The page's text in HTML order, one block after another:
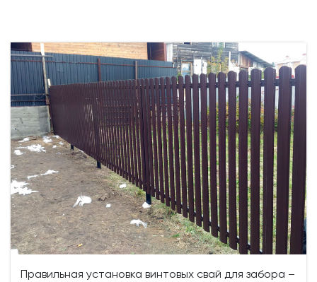
Правильная установка винтовых свай для забора –